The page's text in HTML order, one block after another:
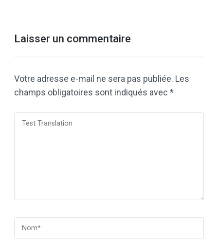
Laisser un commentaire
Votre adresse e-mail ne sera pas publiée. Les
champs obligatoires sont indiqués avec *